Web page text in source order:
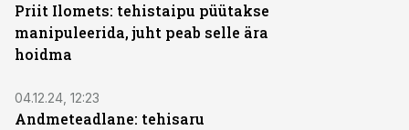
Priit Ilomets: tehistaipu püütakse
manipuleerida, juht peab selle ära
hoidma
04.12.24, 12:23
Andmeteadlane: tehisaru